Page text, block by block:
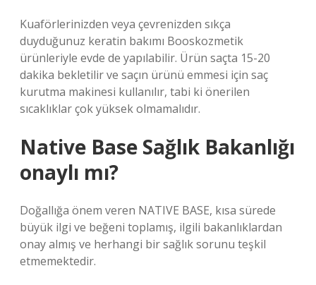
Kuaförlerinizden veya çevrenizden sıkça
duyduğunuz keratin bakımı Booskozmetik
ürünleriyle evde de yapılabilir. Ürün saçta 15-20
dakika bekletilir ve saçın ürünü emmesi için saç
kurutma makinesi kullanılır, tabi ki önerilen
sıcaklıklar çok yüksek olmamalıdır.
Native Base Sağlık Bakanlığı
onaylı mı?
Doğallığa önem veren NATIVE BASE, kısa sürede
büyük ilgi ve beğeni toplamış, ilgili bakanlıklardan
onay almış ve herhangi bir sağlık sorunu teşkil
etmemektedir.